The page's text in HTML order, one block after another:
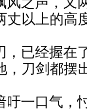
丈以上的高
已经握在
，刀剑都摆
一口气，